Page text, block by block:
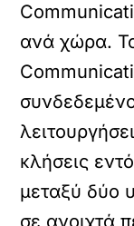
ανά χώρα.
κλήσεις
μεταξύ δύο
σε ανοιχτά